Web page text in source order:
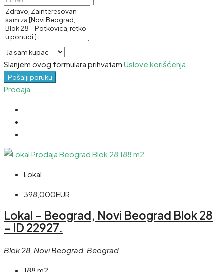
Slanjem ovog formulara prihvatam Uslove korišćenja
Pošalji poruku
Prodaja
Lokal
398,000EUR
Lokal – Beograd, Novi Beograd Blok 28
– ID 22927.
Blok 28, Novi Beograd, Beograd
188 m2